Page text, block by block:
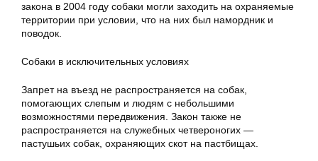
закона в 2004 году собаки могли заходить на охраняемые
территории при условии, что на них был намордник и
поводок.
Собаки в исключительных условиях
Запрет на въезд не распространяется на собак,
помогающих слепым и людям с небольшими
возможностями передвижения. Закон также не
распространяется на служебных четвероногих —
пастушьих собак, охраняющих скот на пастбищах.